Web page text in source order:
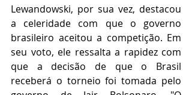
Lewandowski, por sua vez, destacou
a celeridade com que o governo
brasileiro aceitou a competição. Em
seu voto, ele ressalta a rapidez com
que a decisão de que o Brasil
receberá o torneio foi tomada pelo